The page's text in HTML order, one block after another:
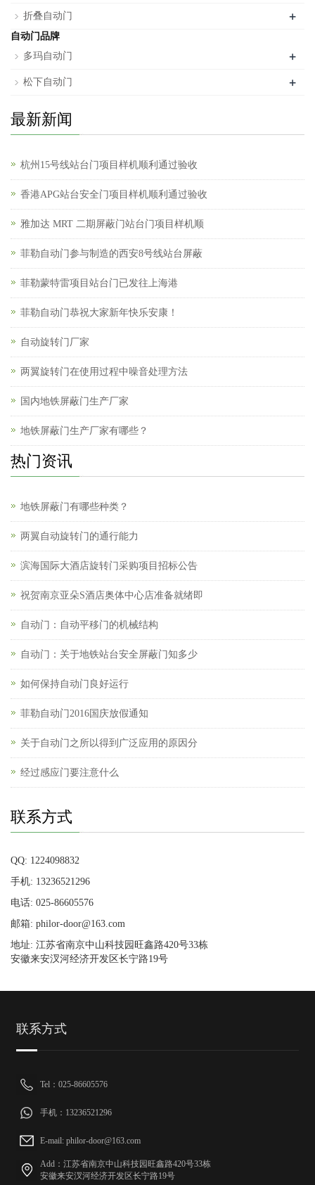
折叠自动门 +
自动门品牌
多玛自动门
+
松下自动门 +
最新新闻
杭州15号线站台门项目样机顺利通过验收
香港APG站台安全门项目样机顺利通过验收
雅加达 MRT 二期屏蔽门站台门项目样机顺
菲勒自动门参与制造的西安8号线站台屏蔽
菲勒蒙特雷项目站台门已发往上海港
菲勒自动门恭祝大家新年快乐安康！
自动旋转门厂家
两翼旋转门在使用过程中噪音处理方法
国内地铁屏蔽门生产厂家
地铁屏蔽门生产厂家有哪些？
热门资讯
地铁屏蔽门有哪些种类？
两翼自动旋转门的通行能力
滨海国际大酒店旋转门采购项目招标公告
祝贺南京亚朵S酒店奥体中心店准备就绪即
自动门：自动平移门的机械结构
自动门：关于地铁站台安全屏蔽门知多少
如何保持自动门良好运行
菲勒自动门2016国庆放假通知
关于自动门之所以得到广泛应用的原因分
经过感应门要注意什么
联系方式
QQ: 1224098832
手机: 13236521296
电话: 025-86605576
邮箱: philor-door@163.com
地址: 江苏省南京中山科技园旺鑫路420号33栋
安徽来安汊河经济开发区长宁路19号
联系方式
Tel：025-86605576
手机：13236521296
E-mail: philor-door@163.com
Add：江苏省南京中山科技园旺鑫路420号33栋
安徽来安汊河经济开发区长宁路19号